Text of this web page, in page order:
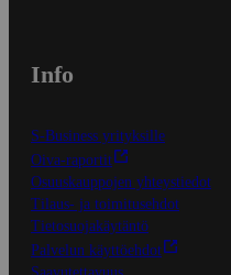
Info
S-Business yrityksille
Oiva-raportit
Osuuskauppojen yhteystiedot
Tilaus- ja toimitusehdot
Tietosuojakäytäntö
Palvelun käyttöehdot